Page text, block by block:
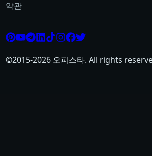
약관
©2015-2026 오피스타. All rights